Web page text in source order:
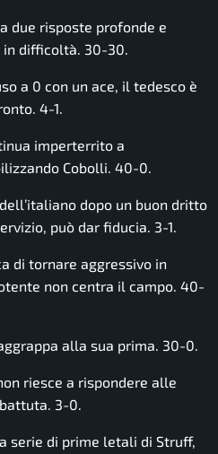
due risposte profonde e
in difficoltà. 30-30.
a 0 con un ace, il tedesco è
4-1.
imperterrito a
Cobolli. 40-0.
dell’italiano dopo un buon dritto
può dar fiducia. 3-1.
di tornare aggressivo in
non centra il campo. 40-
alla sua prima. 30-0.
non riesce a rispondere alle
3-0.
serie di prime letali di Struff,